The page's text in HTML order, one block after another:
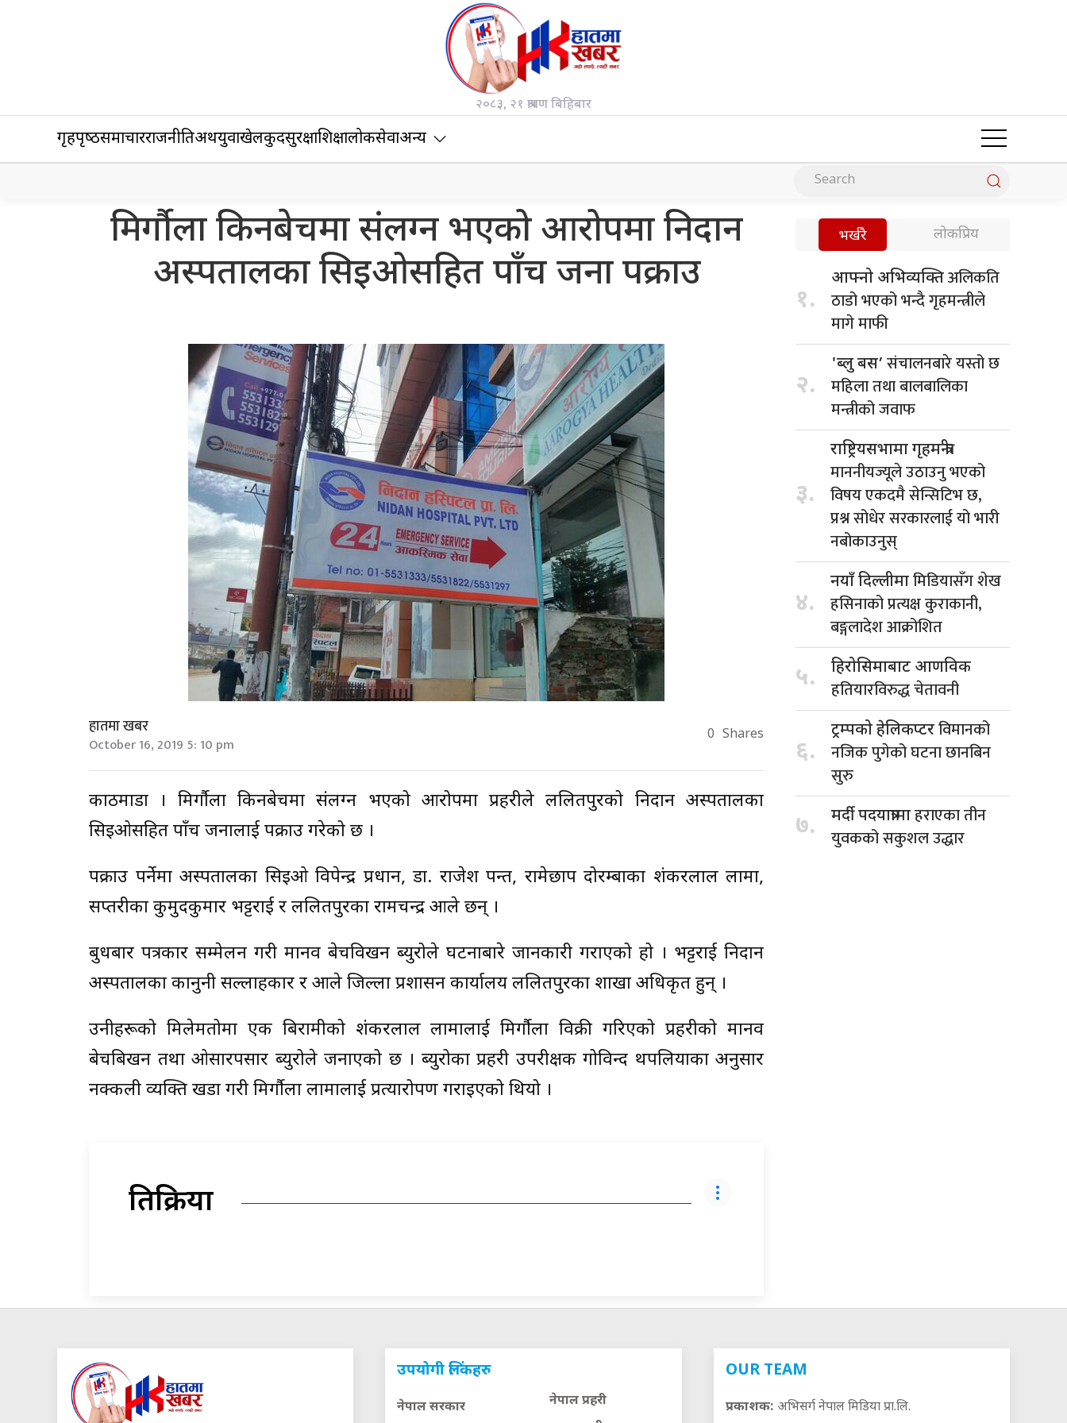
२०८३, २१ श्रावण बिहिबार
गृहपृष्‍ठसमाचारराजनीतिअर्थयुवाखेलकुदसुरक्षाशिक्षालोकसेवाअन्य
मिर्गौला किनबेचमा संलग्न भएको आरोपमा निदान
अस्पतालका सिइओसहित पाँच जना पक्राउ
हातमा खबर
October 16, 2019 5: 10 pm 0 Shares
काठमाडौं । मिर्गौला किनबेचमा संलग्न भएको आरोपमा प्रहरीले ललितपुरको निदान अस्पतालका
सिइओसहित पाँच जनालाई पक्राउ गरेको छ ।
पक्राउ पर्नेमा अस्पतालका सिइओ विपेन्द्र प्रधान, डा. राजेश पन्त, रामेछाप दोरम्बाका शंकरलाल लामा,
सप्तरीका कुमुदकुमार भट्टराई र ललितपुरका रामचन्द्र आले छन् ।
बुधबार पत्रकार सम्मेलन गरी मानव बेचविखन ब्युरोले घटनाबारे जानकारी गराएको हो । भट्टराई निदान
अस्पतालका कानुनी सल्लाहकार र आले जिल्ला प्रशासन कार्यालय ललितपुरका शाखा अधिकृत हुन् ।
उनीहरूको मिलेमतोमा एक बिरामीको शंकरलाल लामालाई मिर्गौला विक्री गरिएको प्रहरीको मानव
बेचबिखन तथा ओसारपसार ब्युरोले जनाएको छ । ब्युरोका प्रहरी उपरीक्षक गोविन्द थपलियाका अनुसार
नक्कली व्यक्ति खडा गरी मिर्गौला लामालाई प्रत्यारोपण गराइएको थियो ।
प्रतिक्रिया
भर्खरै लोकप्रिय
१.
आफ्नो अभिव्यक्तिअलिकति
ठाडो भएको भन्दै गृहमन्त्रीले
मागे माफी
२.
'ब्लु बस’ संचालनबारे यस्तो छ
महिला तथा बालबालिका
मन्त्रीको जवाफ
३.
राष्ट्रियसभामा गृहमन्त्रीः
माननीयज्यूले उठाउनु भएको
विषय एकदमै सेन्सिटिभ छ,
प्रश्न सोधेर सरकारलाई यो भारी
नबोकाउनुस्
४.
नयाँ दिल्लीमामिडियासँग शेख
हसिनाको प्रत्यक्ष कुराकानी,
बङ्गलादेश आक्रोशित
५. हिरोसिमाबाट आणविक
हतियारविरुद्ध चेतावनी
६.
ट्रम्पको हेलिकप्टरविमानको
नजिक पुगेको घटना छानबिन
सुरु
७. मर्दी पदयात्रामाहराएका तीन
युवकको सकुशल उद्धार
उपयोगी लिंकहरु
नेपाल सरकार
नेपाल प्रहरी
OUR TEAM
प्रकाशक: अभिसर्ग नेपाल मिडिया प्रा.लि.